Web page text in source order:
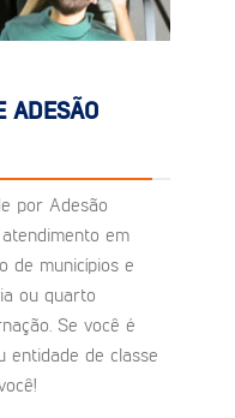
ADESÃO
por Adesão
em
de municípios e
ou quarto
Se você é
entidade de classe